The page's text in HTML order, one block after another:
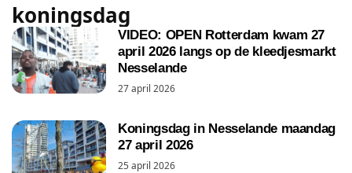
koningsdag
VIDEO: OPEN Rotterdam kwam 27
april 2026 langs op de kleedjesmarkt
Nesselande
27 april 2026
Koningsdag in Nesselande maandag
27 april 2026
25 april 2026